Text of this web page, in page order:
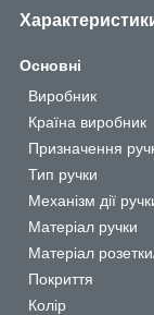
Основні
Виробник
Країна виробник
Призначення
Тип ручки
Механізм дії
Матеріал ручки
Матеріал
Покриття
Колір